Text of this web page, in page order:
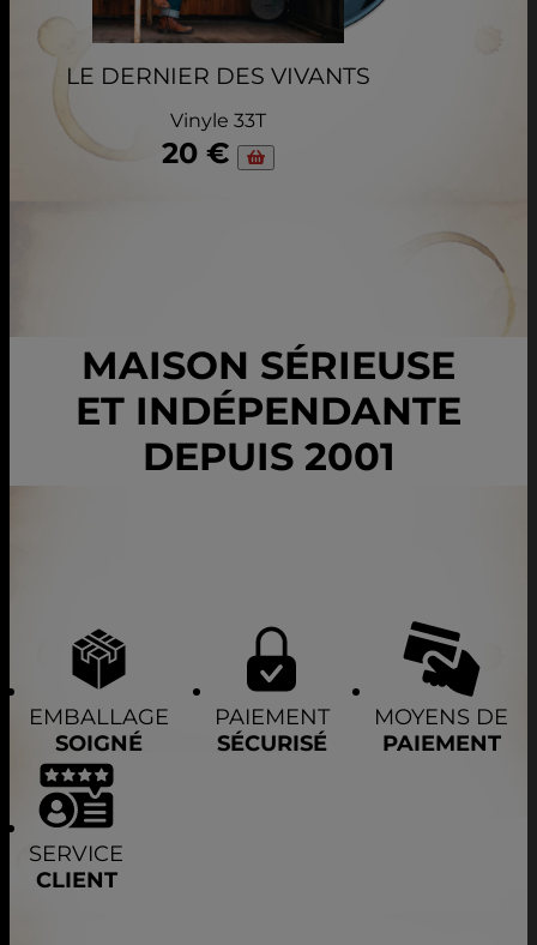
LE DERNIER DES VIVANTS
Vinyle 33T
20 €
MAISON SÉRIEUSE
ET INDÉPENDANTE
DEPUIS 2001
EMBALLAGE
SOIGNÉ
PAIEMENT
SÉCURISÉ
MOYENS DE
PAIEMENT
SERVICE
CLIENT